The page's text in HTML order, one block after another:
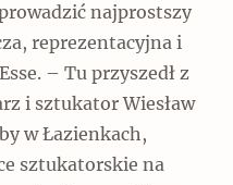
najprostszy
reprezentacyjna i
– Tu przyszedł z
i sztukator Wiesław
w Łazienkach,
sztukatorskie na